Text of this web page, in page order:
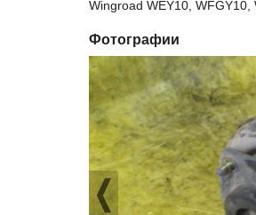
Wingroad WEY10,
Фотографии